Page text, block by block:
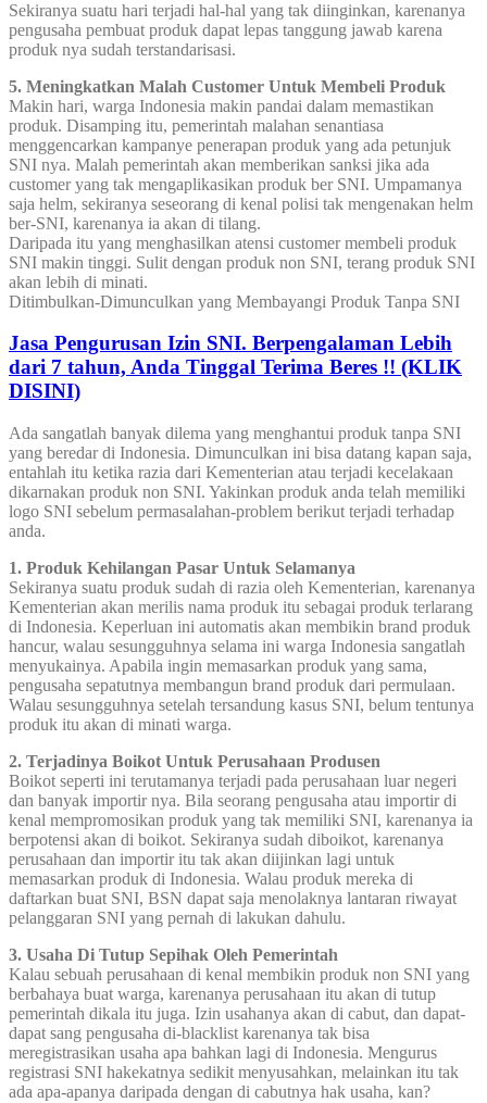
Sekiranya suatu hari terjadi hal-hal yang tak diinginkan, karenanya
pengusaha pembuat produk dapat lepas tanggung jawab karena
produk nya sudah terstandarisasi.
5. Meningkatkan Malah Customer Untuk Membeli Produk
Makin hari, warga Indonesia makin pandai dalam memastikan
produk. Disamping itu, pemerintah malahan senantiasa
menggencarkan kampanye penerapan produk yang ada petunjuk
SNI nya. Malah pemerintah akan memberikan sanksi jika ada
customer yang tak mengaplikasikan produk ber SNI. Umpamanya
saja helm, sekiranya seseorang di kenal polisi tak mengenakan helm
ber-SNI, karenanya ia akan di tilang.
Daripada itu yang menghasilkan atensi customer membeli produk
SNI makin tinggi. Sulit dengan produk non SNI, terang produk SNI
akan lebih di minati.
Ditimbulkan-Dimunculkan yang Membayangi Produk Tanpa SNI
Jasa Pengurusan Izin SNI. Berpengalaman Lebih
dari 7 tahun, Anda Tinggal Terima Beres !! (KLIK
DISINI)
Ada sangatlah banyak dilema yang menghantui produk tanpa SNI
yang beredar di Indonesia. Dimunculkan ini bisa datang kapan saja,
entahlah itu ketika razia dari Kementerian atau terjadi kecelakaan
dikarnakan produk non SNI. Yakinkan produk anda telah memiliki
logo SNI sebelum permasalahan-problem berikut terjadi terhadap
anda.
1. Produk Kehilangan Pasar Untuk Selamanya
Sekiranya suatu produk sudah di razia oleh Kementerian, karenanya
Kementerian akan merilis nama produk itu sebagai produk terlarang
di Indonesia. Keperluan ini automatis akan membikin brand produk
hancur, walau sesungguhnya selama ini warga Indonesia sangatlah
menyukainya. Apabila ingin memasarkan produk yang sama,
pengusaha sepatutnya membangun brand produk dari permulaan.
Walau sesungguhnya setelah tersandung kasus SNI, belum tentunya
produk itu akan di minati warga.
2. Terjadinya Boikot Untuk Perusahaan Produsen
Boikot seperti ini terutamanya terjadi pada perusahaan luar negeri
dan banyak importir nya. Bila seorang pengusaha atau importir di
kenal mempromosikan produk yang tak memiliki SNI, karenanya ia
berpotensi akan di boikot. Sekiranya sudah diboikot, karenanya
perusahaan dan importir itu tak akan diijinkan lagi untuk
memasarkan produk di Indonesia. Walau produk mereka di
daftarkan buat SNI, BSN dapat saja menolaknya lantaran riwayat
pelanggaran SNI yang pernah di lakukan dahulu.
3. Usaha Di Tutup Sepihak Oleh Pemerintah
Kalau sebuah perusahaan di kenal membikin produk non SNI yang
berbahaya buat warga, karenanya perusahaan itu akan di tutup
pemerintah dikala itu juga. Izin usahanya akan di cabut, dan dapat-
dapat sang pengusaha di-blacklist karenanya tak bisa
meregistrasikan usaha apa bahkan lagi di Indonesia. Mengurus
registrasi SNI hakekatnya sedikit menyusahkan, melainkan itu tak
ada apa-apanya daripada dengan di cabutnya hak usaha, kan?